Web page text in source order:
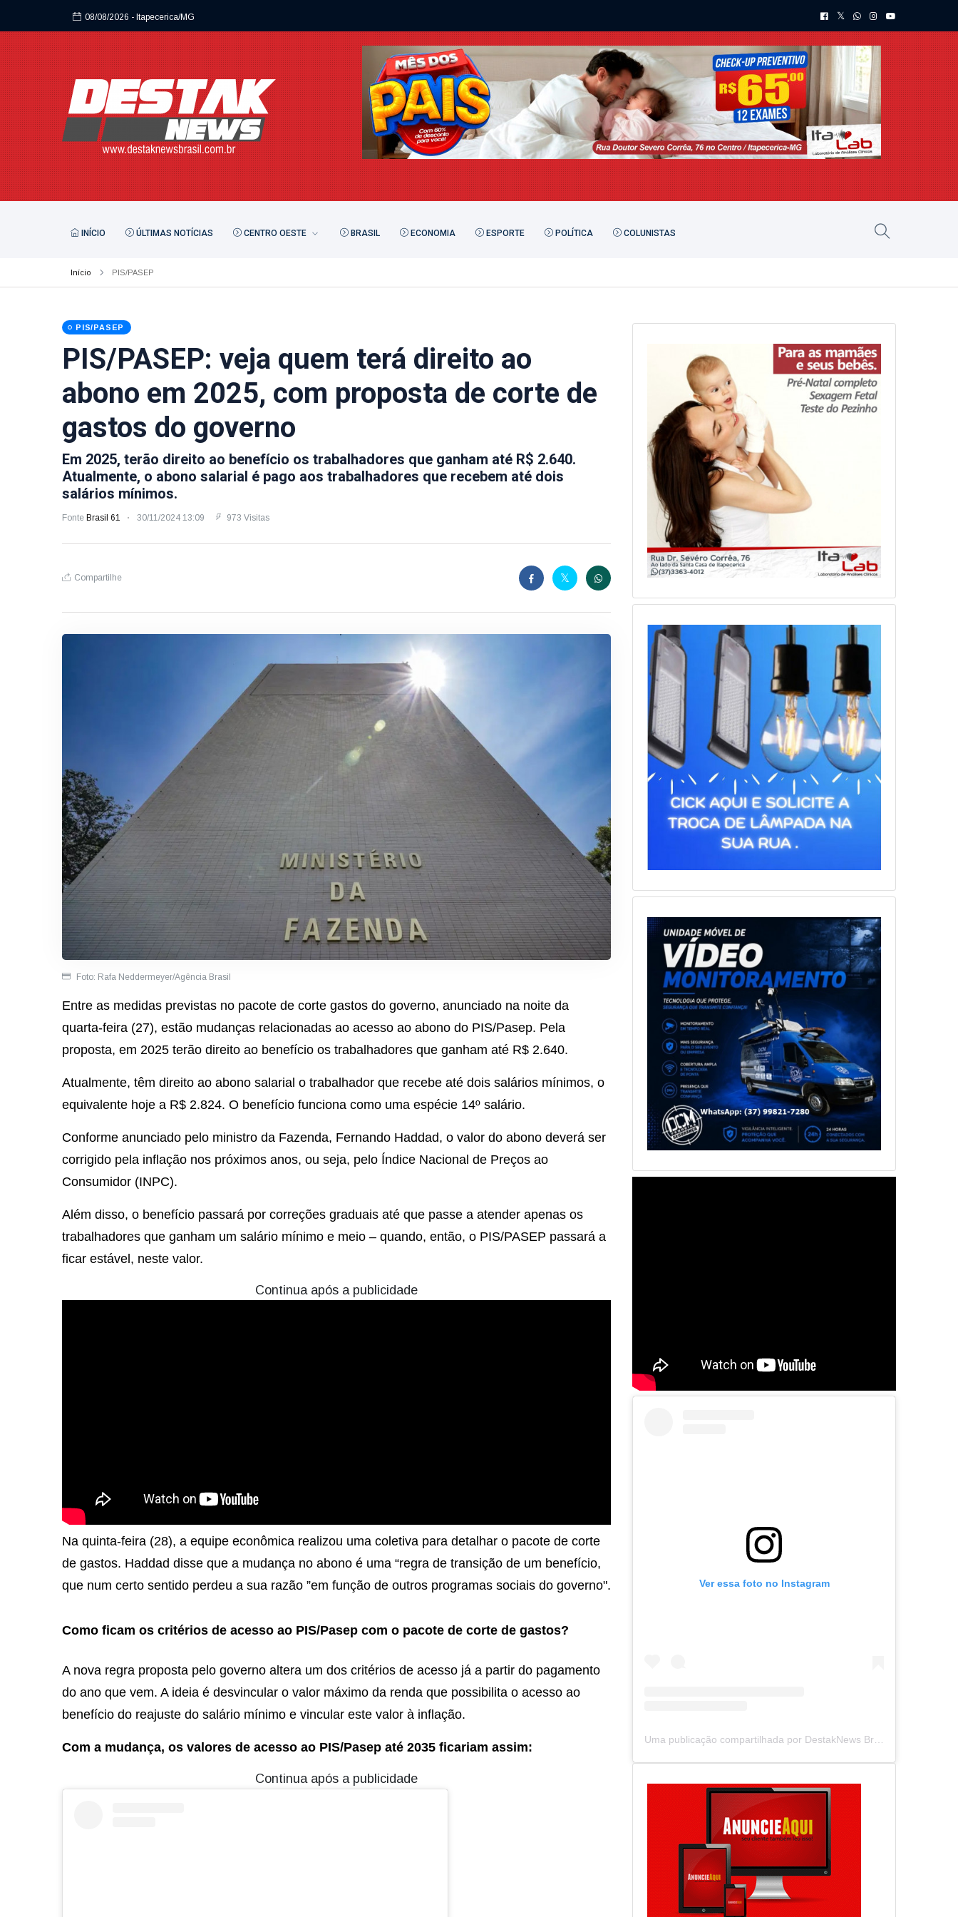
08/08/2026 - Itapecerica/MG
INÍCIO ÚLTIMAS NOTÍCIAS CENTRO OESTE BRASIL ECONOMIA ESPORTE POLÍTICA COLUNISTAS
Início PIS/PASEP
PIS/PASEP
PIS/PASEP: veja quem terá direito ao
abono em 2025, com proposta de corte de
gastos do governo
Em 2025, terão direito ao benefício os trabalhadores que ganham até R$ 2.640.
Atualmente, o abono salarial é pago aos trabalhadores que recebem até dois
salários mínimos.
Fonte Brasil 61 30/11/2024 13:09 973 Visitas
Compartilhe
Foto: Rafa Neddermeyer/Agência Brasil
Entre as medidas previstas no pacote de corte gastos do governo, anunciado na noite da
quarta-feira (27), estão mudanças relacionadas ao acesso ao abono do PIS/Pasep. Pela
proposta, em 2025 terão direito ao benefício os trabalhadores que ganham até R$ 2.640.
Atualmente, têm direito ao abono salarial o trabalhador que recebe até dois salários mínimos, o
equivalente hoje a R$ 2.824. O benefício funciona como uma espécie 14º salário.
Conforme anunciado pelo ministro da Fazenda, Fernando Haddad, o valor do abono deverá ser
corrigido pela inflação nos próximos anos, ou seja, pelo Índice Nacional de Preços ao
Consumidor (INPC).
Além disso, o benefício passará por correções graduais até que passe a atender apenas os
trabalhadores que ganham um salário mínimo e meio – quando, então, o PIS/PASEP passará a
ficar estável, neste valor.
Continua após a publicidade
Na quinta-feira (28), a equipe econômica realizou uma coletiva para detalhar o pacote de corte
de gastos. Haddad disse que a mudança no abono é uma “regra de transição de um benefício,
que num certo sentido perdeu a sua razão ”em função de outros programas sociais do governo".
Como ficam os critérios de acesso ao PIS/Pasep com o pacote de corte de gastos?
A nova regra proposta pelo governo altera um dos critérios de acesso já a partir do pagamento
do ano que vem. A ideia é desvincular o valor máximo da renda que possibilita o acesso ao
benefício do reajuste do salário mínimo e vincular este valor à inflação.
Com a mudança, os valores de acesso ao PIS/Pasep até 2035 ficariam assim:
Continua após a publicidade
Ver essa foto no Instagram